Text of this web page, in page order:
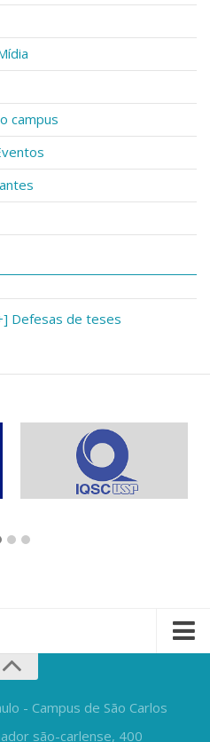
campus
Defesas de teses
- Campus de São Carlos
são-carlense, 400